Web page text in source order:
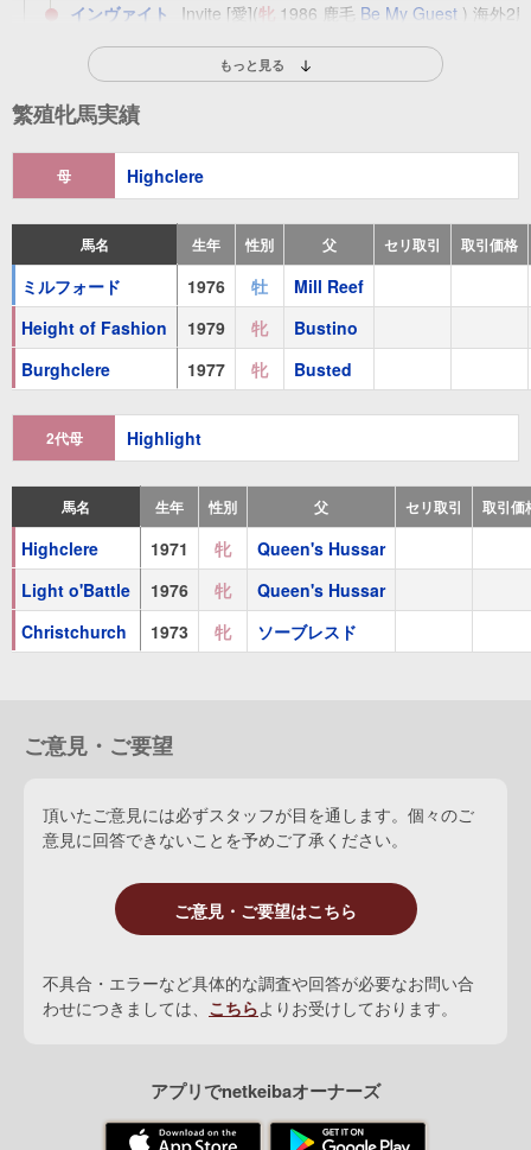
インヴァイト
Invite [愛](牝 1986 鹿毛 Be My Guest ) 海外2勝
シェマレヤー
Shemaleyah [愛]( Lomond
ドレスデン
Loch Clair (牝1989 鹿毛Lomond)
ウインドインハーヘア Wind in Her Hair [愛](牝1991 鹿毛
1着：
アラルポカル(G1)、プリティーポリーS(L)、ニューベ
：英オークス(G1)
3着：ヨークシャーオークス(G1)
Bella Vitessa (牝1992 鹿毛Thatching)
Brand
(牝1989 鹿毛
Height of Fashion (牝1979 鹿毛Bustino) 海外5勝
1着：プリンセスオヴウェイルズS(G2)、フィリーズマイ
Alwasmi
牡1984 鹿毛 Northern Dancer
1着：ジョンポーターS(G3)
Unfuwain (牡
2着：Kジョージ六世＆QエリザベスS(G1)
：英ダービー(G1)、英2000ギニー(G1)、Kジョージ六世
Mukddaam
(牡1987 鹿毛Danzig) 海外3勝
Manwah (牝1988 栗毛Lyphard)
もっと見る
繁殖牝馬実績
母 Highclere
馬名 生年 性別 父 セリ取引 取引価格
ミルフォード 1976 牡
Mill Reef
Height of Fashion
1979 牝
Bustino
Burghclere
1977 牝 Busted
2代母 Highlight
馬名 生年 性別 父 セリ取引 取引価
Highclere 1971 牝
Queen's Hussar
Light o'Battle
1976 牝
Queen's Hussar
Christchurch
1973 牝 ソーブレスド
ご意見・ご要望
頂いたご意見には必ずスタッフが目を通します。個々のご
意見に回答できないことを予めご了承ください。
ご意見・ご要望はこちら
不具合・エラーなど具体的な調査や回答が必要なお問い合
わせにつきましては、 こちらよりお受けしております。
アプリでnetkeibaオーナーズ